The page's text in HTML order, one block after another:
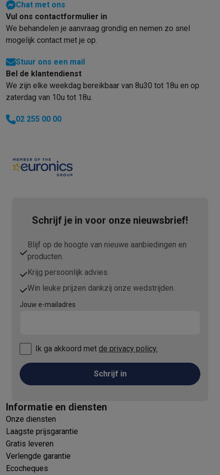
Chat met ons
Vul ons contactformulier in
We behandelen je aanvraag grondig en nemen zo snel
mogelijk contact met je op.
Stuur ons een mail
Bel de klantendienst
We zijn elke weekdag bereikbaar van 8u30 tot 18u en op
zaterdag van 10u tot 18u.
02 255 00 00
Schrijf je in voor onze nieuwsbrief!
Blijf op de hoogte van nieuwe aanbiedingen en
producten.
Krijg persoonlijk advies.
Win leuke prijzen dankzij onze wedstrijden.
Jouw e-mailadres
Ik ga akkoord met de privacy policy.
Schrijf in
Informatie en diensten
Onze diensten
Laagste prijsgarantie
Gratis leveren
Verlengde garantie
Ecocheques